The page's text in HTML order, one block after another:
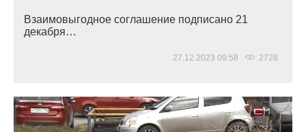
Взаимовыгодное соглашение подписано 21
декабря…
27.12.2023 09:58 2728